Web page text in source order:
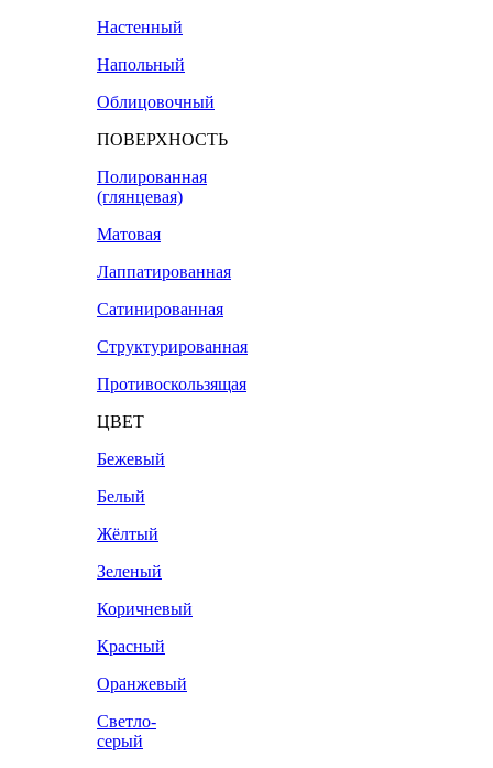
Настенный
Напольный
Облицовочный
ПОВЕРХНОСТЬ
Полированная
(глянцевая)
Матовая
Лаппатированная
Сатинированная
Структурированная
Противоскользящая
ЦВЕТ
Бежевый
Белый
Жёлтый
Зеленый
Коричневый
Красный
Оранжевый
Светло-
серый